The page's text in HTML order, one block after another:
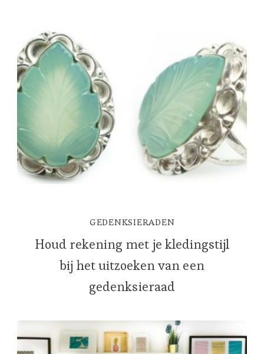
GEDENKSIERADEN
Houd rekening met je kledingstijl
bij het uitzoeken van een
gedenksieraad